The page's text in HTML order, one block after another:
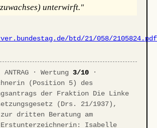
unterwirft."
btd/21/058/2105824.pdf
· Wertung3/10 ·
(Position 5) des
der Fraktion Die Linke
(Drs. 21/1937),
dritten Beratung am
Erstunterzeichnerin: Isabelle